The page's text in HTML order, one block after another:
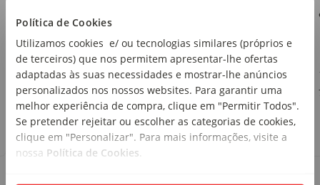
Política de Cookies
Utilizamos cookies e/ ou tecnologias similares (próprios e
de terceiros) que nos permitem apresentar-lhe ofertas
adaptadas às suas necessidades e mostrar-lhe anúncios
personalizados nos nossos websites. Para garantir uma
melhor experiência de compra, clique em "Permitir Todos".
Se pretender rejeitar ou escolher as categorias de cookies,
clique em "Personalizar". Para mais informações, visite a
nossa Política de Cookies
1 ,79€
7,16€/kg